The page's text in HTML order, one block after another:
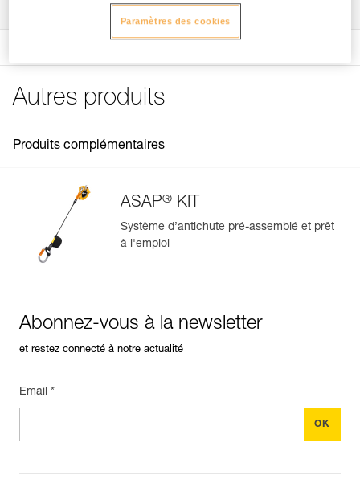
compatible avec :
- ASAP'SORBER AXESS (L071CB00) commercialisé entre
Compatible avec : L071CA00, L071CA01
Conditionnement : 1
Référence : L071EC00
Garantie : CN ans
Conditionnement : 3
Gérer et inspecter facilement votre EPI
Importez et exportez facilement vos données EPI
existantes.
Autres produits
Produits complémentaires
ASAP® KIT
Système d’antichute pré-assemblé et prêt
à l'emploi
Abonnez-vous à la newsletter
et restez connecté à notre actualité
Email *
Paramètres des cookies